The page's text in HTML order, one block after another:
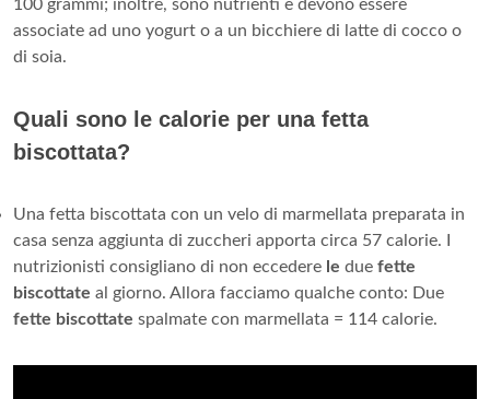
100 grammi; inoltre, sono nutrienti e devono essere
associate ad uno yogurt o a un bicchiere di latte di cocco o
di soia.
Quali sono le calorie per una fetta
biscottata?
Una fetta biscottata con un velo di marmellata preparata in
casa senza aggiunta di zuccheri apporta circa 57 calorie. I
nutrizionisti consigliano di non eccedere le due fette
biscottate al giorno. Allora facciamo qualche conto: Due
fette biscottate spalmate con marmellata = 114 calorie.